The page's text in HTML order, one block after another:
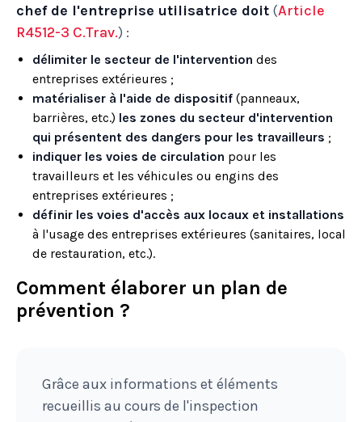
chef de l'entreprise utilisatrice doit (Article
R4512-3 C.Trav.) :
délimiter le secteur de l'intervention des
entreprises extérieures ;
matérialiser à l'aide de dispositif (panneaux,
barrières, etc.) les zones du secteur d'intervention
qui présentent des dangers pour les travailleurs ;
indiquer les voies de circulation pour les
travailleurs et les véhicules ou engins des
entreprises extérieures ;
définir les voies d'accès aux locaux et installations
à l'usage des entreprises extérieures (sanitaires, local
de restauration, etc.).
Comment élaborer un plan de
prévention ?
Grâce aux informations et éléments
recueillis au cours de l'inspection